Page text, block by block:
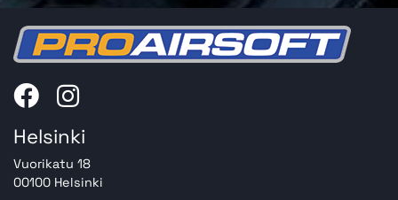
Helsinki
Vuorikatu 18
00100 Helsinki